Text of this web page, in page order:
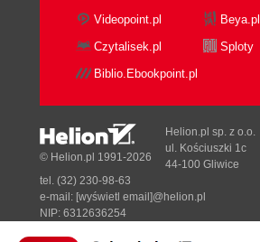
Videopoint.pl
Beya.pl
Czytalisek.pl
Sploty
Biblio.Ebookpoint.pl
© Helion.pl 1991-2026
Helion.pl sp. z o.o.
ul. Kościuszki 1c
44-100 Gliwice
tel. (32) 230-98-63
e-mail: [wyświetl email]@helion.pl
NIP: 6312636254